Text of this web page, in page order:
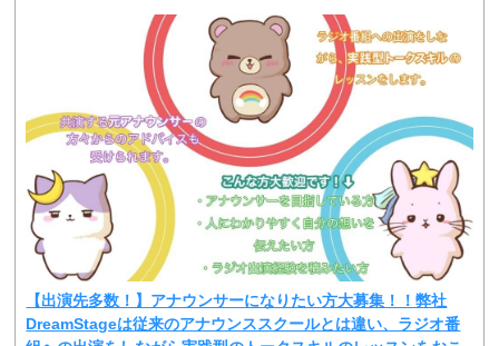
【出演先多数！】アナウンサーになりたい方大募集！！弊社
DreamStageは従来のアナウンススクールとは違い、ラジオ番